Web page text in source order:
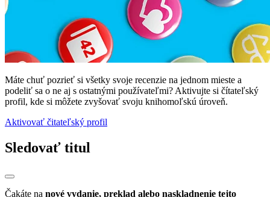
Máte chuť pozrieť si všetky svoje recenzie na jednom mieste a
podeliť sa o ne aj s ostatnými používateľmi? Aktivujte si čítateľský
profil, kde si môžete zvyšovať svoju knihomoľskú úroveň.
Aktivovať čitateľský profil
Sledovať titul
Čakáte na nové vydanie, preklad alebo naskladnenie tejto